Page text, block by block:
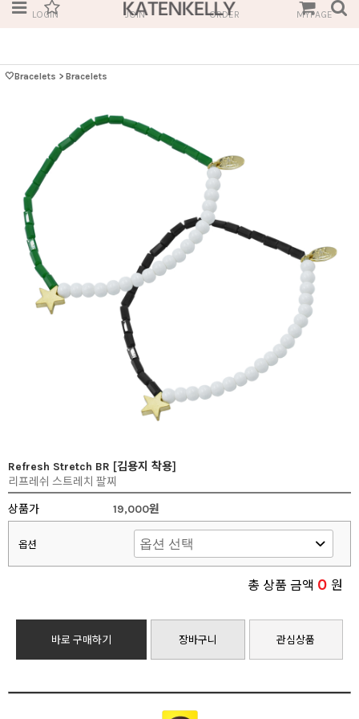
LOGIN JOIN ORDER MYPAGE
🤍Bracelets > Bracelets
Refresh Stretch BR [김용지 착용]
리프레쉬 스트레치 팔찌
상품가
19,000원
옵션
총 상품 금액 0 원
바로 구매하기 장바구니 관심상품